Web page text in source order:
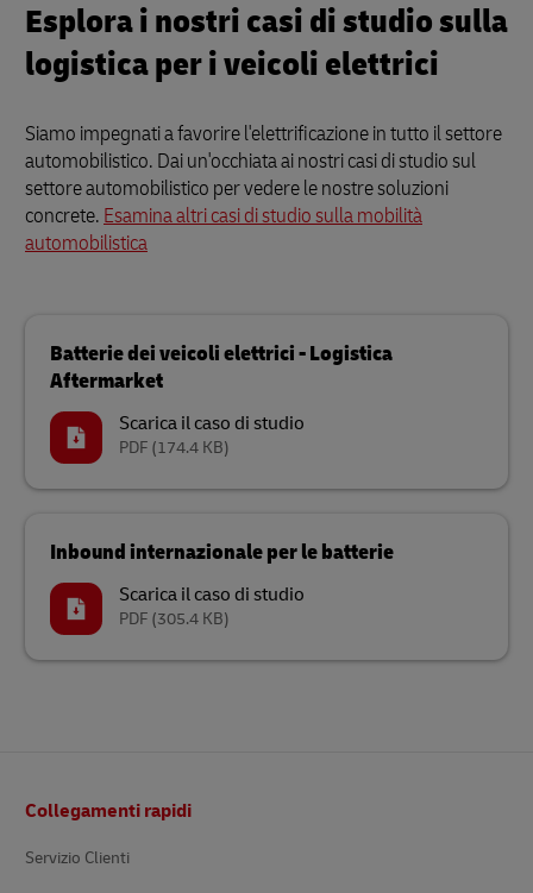
Esplora i nostri casi di studio sulla
logistica per i veicoli elettrici
Siamo impegnati a favorire l'elettrificazione in tutto il settore
automobilistico. Dai un'occhiata ai nostri casi di studio sul
settore automobilistico per vedere le nostre soluzioni
concrete. Esamina altri casi di studio sulla mobilità
automobilistica
Batterie dei veicoli elettrici - Logistica
Aftermarket
Scarica il caso di studio
PDF (174.4 KB)
Inbound internazionale per le batterie
Scarica il caso di studio
PDF (305.4 KB)
di
Collegamenti rapidi
Servizio Clienti